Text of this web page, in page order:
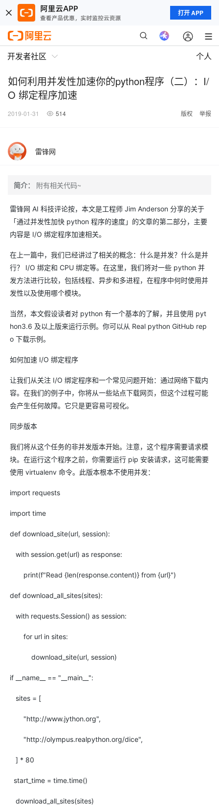
打开 APP
开发者社区 个人
如何利用并发性加速你的python程序（二）：I/
O 绑定程序加速
2019-01-31 514 版权 举报
雷锋网
简介： 附有相关代码~
雷锋网 AI 科技评论按，本文是工程师 Jim Anderson 分享的关于
「通过并发性加快 python 程序的速度」的文章的第二部分，主要
内容是 I/O 绑定程序加速相关。
在上一篇中，我们已经讲过了相关的概念：什么是并发？什么是并
行？ I/O 绑定和 CPU 绑定等。在这里，我们将对一些 python 并
发方法进行比较，包括线程、异步和多进程，在程序中何时使用并
发性以及使用哪个模块。
当然，本文假设读者对 python 有一个基本的了解，并且使用 pyt
hon3.6 及以上版来运行示例。你可以从 Real python GitHub rep
o 下载示例。
如何加速 I/O 绑定程序
让我们从关注 I/O 绑定程序和一个常见问题开始：通过网络下载内
容。在我们的例子中，你将从一些站点下载网页，但这个过程可能
会产生任何故障。它只是更容易可视化。
同步版本
我们将从这个任务的非并发版本开始。注意，这个程序需要请求模
块。在运行这个程序之前，你需要运行 pip 安装请求，这可能需要
使用 virtualenv 命令。此版本根本不使用并发：
import requests
import time
def download_site(url, session):
with session.get(url) as response:
print(f"Read {len(response.content)} from {url}")
def download_all_sites(sites):
with requests.Session() as session:
for url in sites:
download_site(url, session)
if __name__ == "__main__":
sites = [
"http://www.jython.org",
"http://olympus.realpython.org/dice",
] * 80
start_time = time.time()
download_all_sites(sites)